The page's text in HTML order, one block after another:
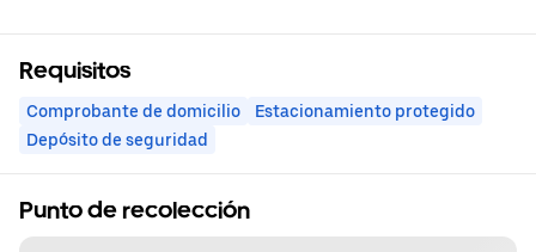
Requisitos
Comprobante de domicilio
Estacionamiento protegido
Depósito de seguridad
Punto de recolección